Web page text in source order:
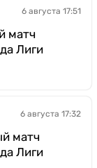
6 августа 17:51
матч
Лиги
6 августа 17:32
матч
Лиги